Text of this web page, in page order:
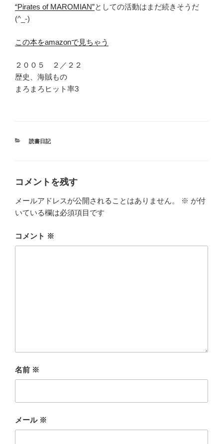
“Pirates of MAROMIAN”としての活動はまだ続きそうだ
(^_-)
この本をamazonで見ちゃう
２００５ ２／２２
歴史、海賊もの
まろまろヒット率3
カ
読書日記
コメントを残す
メールアドレスが公開されることはありません。 ※ が付
いている欄は必須項目です
コメント ※
名前 ※
メール ※